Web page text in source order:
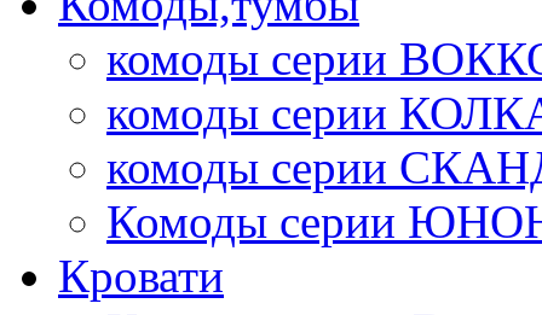
комоды серии
комоды серии
комоды серии
Комоды серии
Кровати